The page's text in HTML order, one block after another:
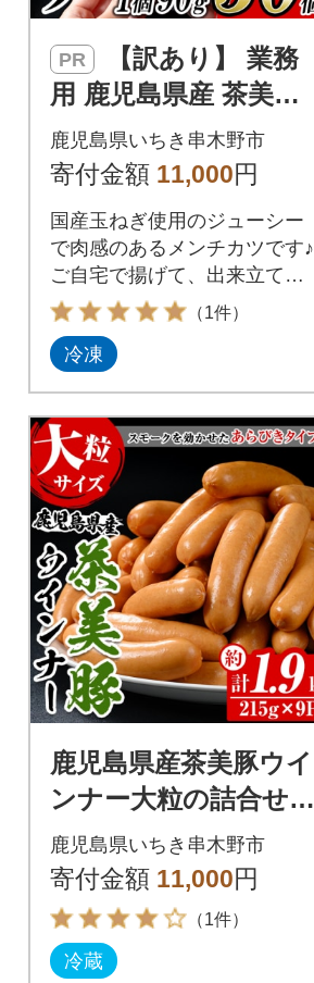
PR
用 鹿児島県産 茶美豚
メンチカツ30個 国産
たまねぎ使用
鹿児島県いちき串木野市
寄付金額 11,000円
国産玉ねぎ使用のジューシー
で肉感のあるメンチカツです♪
ご自宅で揚げて、出来立ての
ジューシーな味わいを是非ご
堪能下さい。
（1件）
冷凍
鹿児島県産茶美豚ウイ
ンナー大粒の詰合せ(2
15g×9P)計1.9kg
鹿児島県いちき串木野市
寄付金額 11,000円
（1件）
冷蔵